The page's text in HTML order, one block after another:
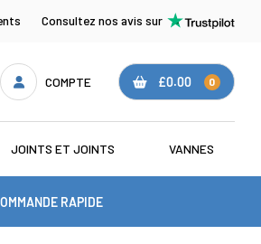
Consultez nos avis sur
COMPTE £0.00 0
JOINTS ET JOINTS VANNES
RAPIDE